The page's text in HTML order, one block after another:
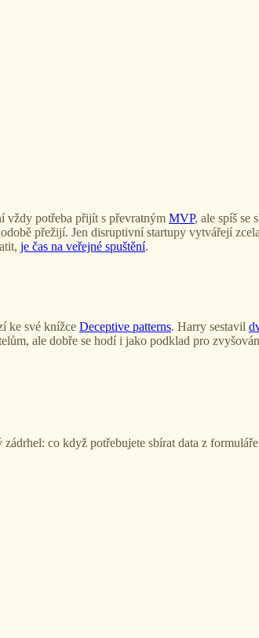
vždy potřeba přijít s převratným MVP, ale spíš se
přežijí. Jen disruptivní startupy vytvářejí
je čas na veřejné spuštění.
ke své knížce Deceptive patterns. Harry sestavil
ale dobře se hodí i jako podklad pro
co když potřebujete sbírat data z